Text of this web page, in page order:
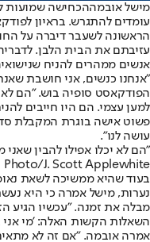
מישל אובמההכחישה שמועות
הראשונה לשעבר דיברה על
עזיבתם את הבית הלבן.
אנשים ממהרים להניח
"אנחנו כנשים, אני חושבת
הפודקאסט סופיה בוש. "הם לא
למען עצמי. הם היו חייבים
פשוט אישה בוגרת המקבלת
עושה לנו".
Photo/J. Scott Applewhite
בעוד שהיא ממשיכה לשאת
נערות, מישל אמרה כי היא
מבלה את זמנה. "עכשיו הגיע
השאלות הקשות האלה: 'מי אני
אמרה אובמה. "אם זה לא